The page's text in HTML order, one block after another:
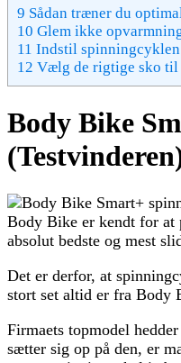
9 Sådan træner du
10 Glem ikke
11 Indstil
12 Vælg de rigtige sko til
Body Bike
Body Bike er kendt for at
absolut bedste og mest
Det er derfor, at
stort set altid er fra Body
Firmaets topmodel
sætter sig op på den, er